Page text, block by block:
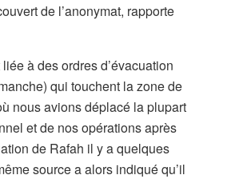
de l’anonymat, rapporte
à des ordres d’évacuation
qui touchent la zone de
nous avions déplacé la plupart
et de nos opérations après
de Rafah il y a quelques
source a alors indiqué qu’il